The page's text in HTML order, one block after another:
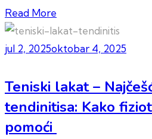
Read More
jul 2, 2025oktobar 4, 2025
Teniski lakat –
tendinitisa: Kako
pomoći